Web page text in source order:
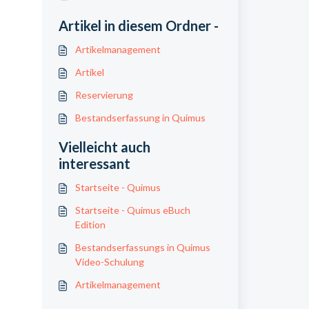
Artikel in diesem Ordner -
Artikelmanagement
Artikel
Reservierung
Bestandserfassung in Quimus
Vielleicht auch
interessant
Startseite - Quimus
Startseite - Quimus eBuch
Edition
Bestandserfassungs in Quimus
Video-Schulung
Artikelmanagement